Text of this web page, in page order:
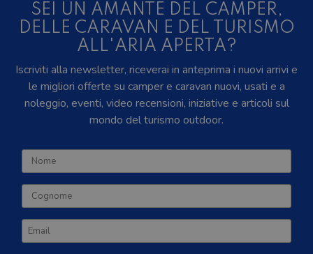
SEI UN AMANTE DEL CAMPER,
DELLE CARAVAN E DEL TURISMO
ALL'ARIA APERTA?
Iscriviti alla newsletter, riceverai in anteprima i nuovi arrivi e
le migliori offerte su camper e caravan nuovi, usati e a
noleggio, eventi, video recensioni, iniziative e articoli sul
mondo del turismo outdoor.